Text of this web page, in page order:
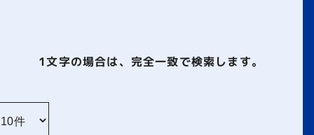
1文字の場合は、完全一致で検索します。